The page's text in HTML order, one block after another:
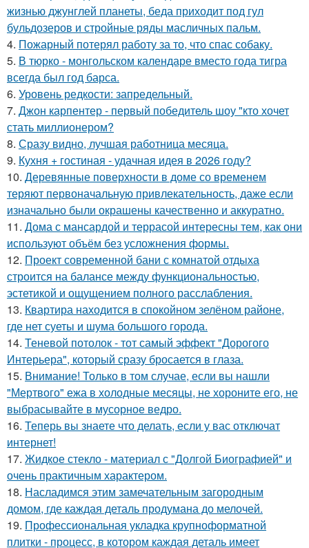
жизнью джунглей планеты, беда приходит под гул
бульдозеров и стройные ряды масличных пальм.
4. Пожарный потерял работу за то, что спас собаку.
5. В тюрко - монгольском календаре вместо года тигра
всегда был год барса.
6. Уровень редкости: запредельный.
7. Джон карпентер - первый победитель шоу "кто хочет
стать миллионером?
8. Сразу видно, лучшая работница месяца.
9. Кухня + гостиная - удачная идея в 2026 году?
10. Деревянные поверхности в доме со временем
теряют первоначальную привлекательность, даже если
изначально были окрашены качественно и аккуратно.
11. Дома с мансардой и террасой интересны тем, как они
используют объём без усложнения формы.
12. Проект современной бани с комнатой отдыха
строится на балансе между функциональностью,
эстетикой и ощущением полного расслабления.
13. Квартира находится в спокойном зелёном районе,
где нет суеты и шума большого города.
14. Теневой потолок - тот самый эффект "Дорогого
Интерьера", который сразу бросается в глаза.
15. Внимание! Только в том случае, если вы нашли
"Мертвого" ежа в холодные месяцы, не хороните его, не
выбрасывайте в мусорное ведро.
16. Теперь вы знаете что делать, если у вас отключат
интернет!
17. Жидкое стекло - материал с "Долгой Биографией" и
очень практичным характером.
18. Насладимся этим замечательным загородным
домом, где каждая деталь продумана до мелочей.
19. Профессиональная укладка крупноформатной
плитки - процесс, в котором каждая деталь имеет